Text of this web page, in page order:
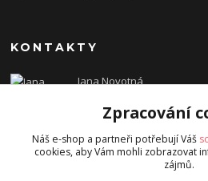
KONTAKTY
Jana Novotná
dzejn.n@email.cz
Zpracování
Náš e-shop a partneři potřebují Váš
cookies, aby Vám mohli zobrazovat
zájmů.